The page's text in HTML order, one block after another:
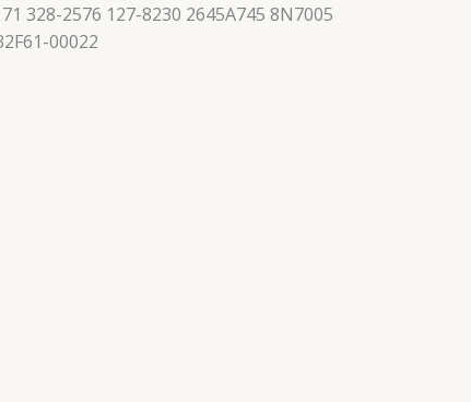
328-2576 127-8230 2645A745 8N7005
00022